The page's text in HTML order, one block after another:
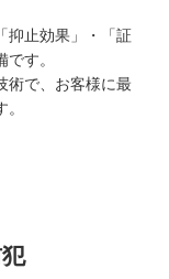
抑止効果」・「証
す。
術で、お客様に最